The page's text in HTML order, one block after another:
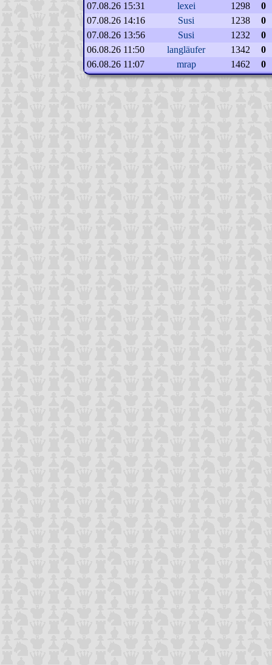
07.08.26 15:31
lexei 1298
0
07.08.26 14:16
Susi 1238
0
07.08.26 13:56
Susi 1232
0
06.08.26 11:50
langläufer 1342
0
06.08.26 11:07
mrap 1462 0